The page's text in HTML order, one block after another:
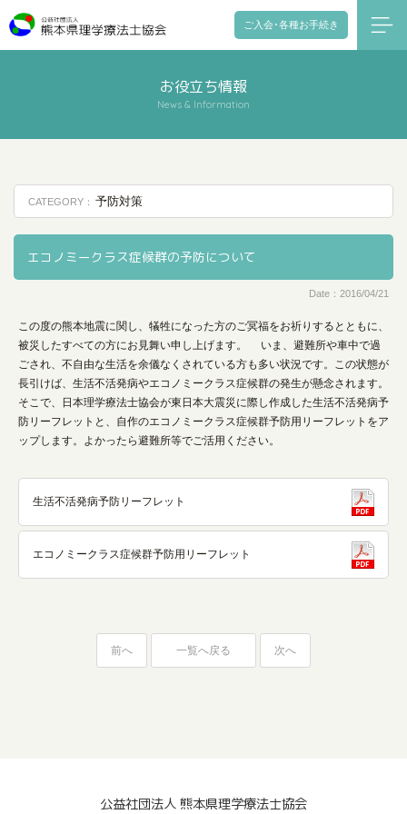
ご入会･各種お手続き
お役立ち情報
News & Information
CATEGORY： 予防対策
エコノミークラス症候群の予防について
Date：2016/04/21
この度の熊本地震に関し、犠牲になった方のご冥福をお祈りするとともに、
被災したすべての方にお見舞い申し上げます。 いま、避難所や車中で過
ごされ、不自由な生活を余儀なくされている方も多い状況です。この状態が
長引けば、生活不活発病やエコノミークラス症候群の発生が懸念されます。
そこで、日本理学療法士協会が東日本大震災に際し作成した生活不活発病予
防リーフレットと、自作のエコノミークラス症候群予防用リーフレットをア
ップします。よかったら避難所等でご活用ください。
生活不活発病予防リーフレット
エコノミークラス症候群予防用リーフレット
前へ 一覧へ戻る 次へ
公益社団法人 熊本県理学療法士協会